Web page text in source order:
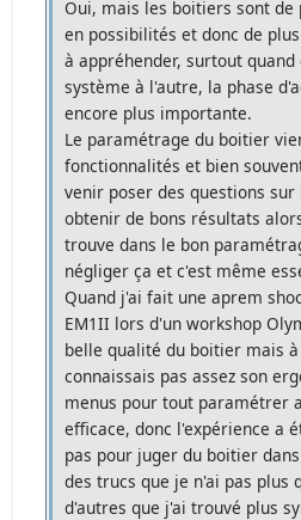
Oui, mais les boitiers sont de
en possibilités et donc de
à appréhender, surtout quand
système à l'autre, la phase
encore plus importante.
Le paramétrage du boitier
fonctionnalités et bien
venir poser des questions
obtenir de bons résultats
trouve dans le bon
négliger ça et c'est même
Quand j'ai fait une aprem
EM1II lors d'un workshop
belle qualité du boitier mais
connaissais pas assez son
menus pour tout paramétrer
efficace, donc l'expérience a
pas pour juger du boitier
des trucs que je n'ai pas plus
d'autres que j'ai trouvé plus